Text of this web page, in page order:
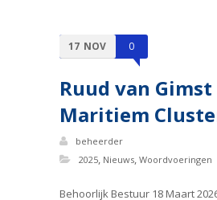
17 NOV 0
Ruud van
Maritiem
beheerder
2025, Nieuws, Woordvoeringen
Behoorlijk Bestuur 18 Maart